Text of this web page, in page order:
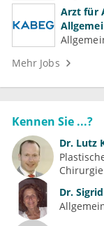
Arzt für
Mehr Jobs
Kennen Sie ...?
Dr. Lutz
Chirurgie
Dr.